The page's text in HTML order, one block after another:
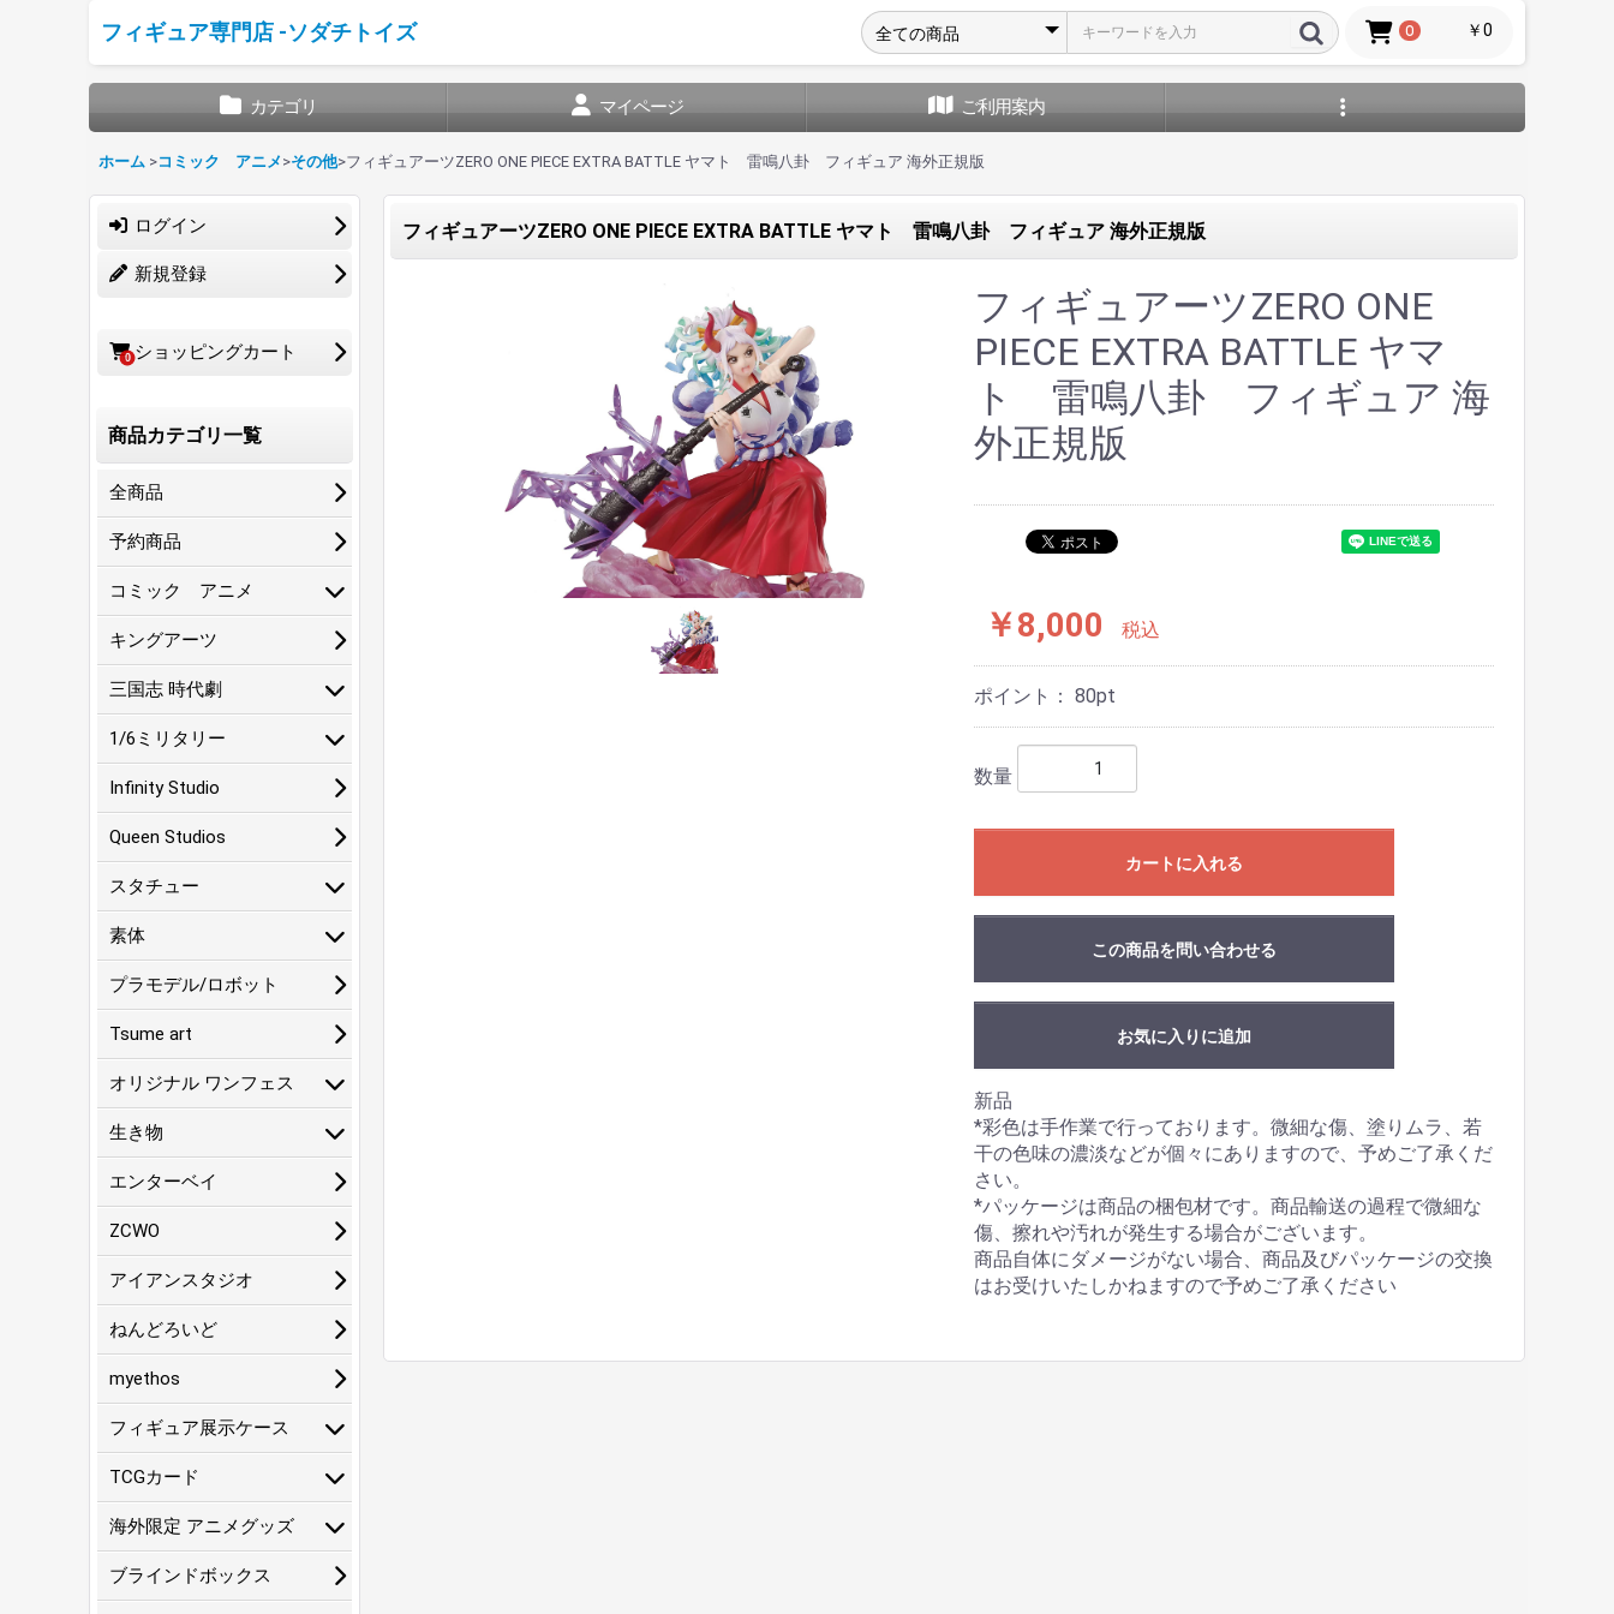
フィギュア専門店 -ソダチトイズ 0 ￥0
カテゴリ マイページ ご利用案内
ホーム >コミック アニメ >その他>フィギュアーツZERO ONE PIECE EXTRA BATTLE ヤマト 雷鳴八卦 フィギュア 海外正規版
ログイン
新規登録
0 ショッピングカート
商品カテゴリ一覧
全商品
予約商品
コミック アニメ
キングアーツ
三国志 時代劇
1/6ミリタリー
Infinity Studio
Queen Studios
スタチュー
素体
プラモデル/ロボット
Tsume art
オリジナル ワンフェス
生き物
エンターベイ
ZCWO
アイアンスタジオ
ねんどろいど
myethos
フィギュア展示ケース
TCGカード
海外限定 アニメグッズ
ブラインドボックス
フィギュアーツZERO ONE PIECE EXTRA BATTLE ヤマト 雷鳴八卦 フィギュア 海外正規版
フィギュアーツZERO ONE
PIECE EXTRA BATTLE ヤマ
ト 雷鳴八卦 フィギュア 海
外正規版
￥8,000 税込
ポイント： 80pt
数量
カートに入れる
この商品を問い合わせる
お気に入りに追加
新品
*彩色は手作業で行っております。微細な傷、塗りムラ、若
干の色味の濃淡などが個々にありますので、予めご了承くだ
さい。
*パッケージは商品の梱包材です。商品輸送の過程で微細な
傷、擦れや汚れが発生する場合がございます。
商品自体にダメージがない場合、商品及びパッケージの交換
はお受けいたしかねますので予めご了承ください